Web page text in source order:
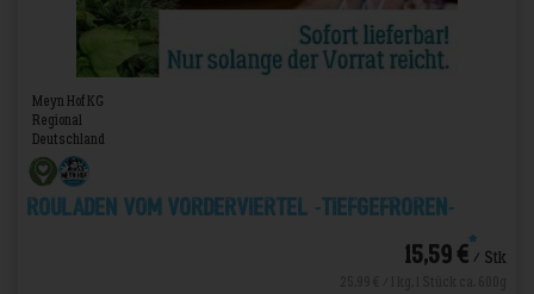
Meyn Hof KG
Regional
Deutschland
Rouladen vom Vorderviertel -TIEFGEFROREN-
15,59 €*/ Stk